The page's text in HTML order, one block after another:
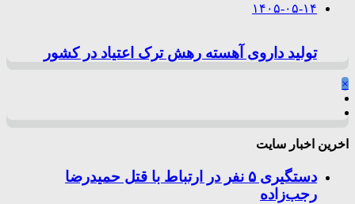
۱۴۰۵-۰۵-۱۴
تولید داروی آهسته رهش ترک اعتیاد در کشور
×
اخرین اخبار سایت
دستگیری ۵ نفر در ارتباط با قتل حمیدرضا
رجب‌زاده